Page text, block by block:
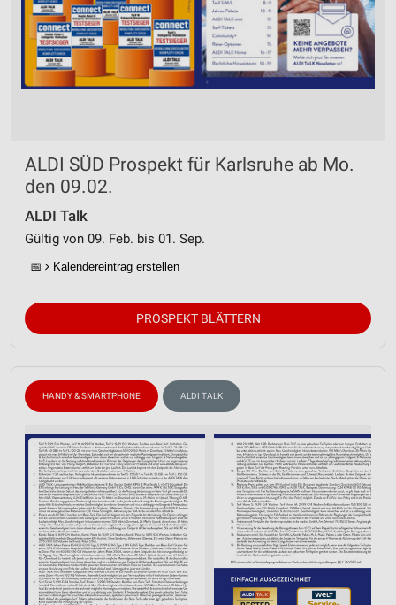
ALDI SÜD Prospekt für Karlsruhe ab Mo.
den 09.02.
ALDI Talk
Gültig von 09. Feb. bis 01. Sep.
📅 Kalendereintrag erstellen
PROSPEKT BLÄTTERN
HANDY & SMARTPHONE ALDI TALK